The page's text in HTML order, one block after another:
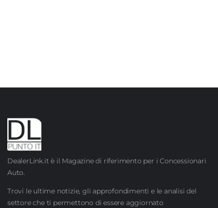
DealerLink.it è il Magazine di riferimento per i Concessionari
Auto.
Trovi le ultime notizie, gli approfondimenti e le analisi del
settore che ti permettono di essere aggiornato